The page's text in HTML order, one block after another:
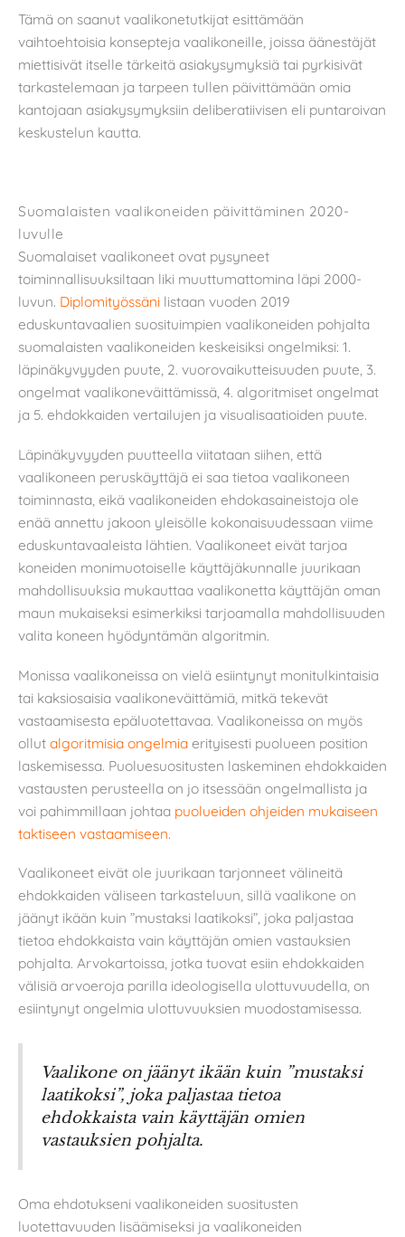
Tämä on saanut vaalikonetutkijat esittämään
vaihtoehtoisia konsepteja vaalikoneille, joissa äänestäjät
miettisivät itselle tärkeitä asiakysymyksiä tai pyrkisivät
tarkastelemaan ja tarpeen tullen päivittämään omia
kantojaan asiakysymyksiin deliberatiivisen eli puntaroivan
keskustelun kautta.
Suomalaisten vaalikoneiden päivittäminen 2020-
luvulle
Suomalaiset vaalikoneet ovat pysyneet
toiminnallisuuksiltaan liki muuttumattomina läpi 2000-
luvun. Diplomityössäni listaan vuoden 2019
eduskuntavaalien suosituimpien vaalikoneiden pohjalta
suomalaisten vaalikoneiden keskeisiksi ongelmiksi: 1.
läpinäkyvyyden puute, 2. vuorovaikutteisuuden puute, 3.
ongelmat vaalikoneväittämissä, 4. algoritmiset ongelmat
ja 5. ehdokkaiden vertailujen ja visualisaatioiden puute.
Läpinäkyvyyden puutteella viitataan siihen, että
vaalikoneen peruskäyttäjä ei saa tietoa vaalikoneen
toiminnasta, eikä vaalikoneiden ehdokasaineistoja ole
enää annettu jakoon yleisölle kokonaisuudessaan viime
eduskuntavaaleista lähtien. Vaalikoneet eivät tarjoa
koneiden monimuotoiselle käyttäjäkunnalle juurikaan
mahdollisuuksia mukauttaa vaalikonetta käyttäjän oman
maun mukaiseksi esimerkiksi tarjoamalla mahdollisuuden
valita koneen hyödyntämän algoritmin.
Monissa vaalikoneissa on vielä esiintynyt monitulkintaisia
tai kaksiosaisia vaalikoneväittämiä, mitkä tekevät
vastaamisesta epäluotettavaa. Vaalikoneissa on myös
ollut algoritmisia ongelmia erityisesti puolueen position
laskemisessa. Puoluesuositusten laskeminen ehdokkaiden
vastausten perusteella on jo itsessään ongelmallista ja
voi pahimmillaan johtaa puolueiden ohjeiden mukaiseen
taktiseen vastaamiseen.
Vaalikoneet eivät ole juurikaan tarjonneet välineitä
ehdokkaiden väliseen tarkasteluun, sillä vaalikone on
jäänyt ikään kuin ”mustaksi laatikoksi”, joka paljastaa
tietoa ehdokkaista vain käyttäjän omien vastauksien
pohjalta. Arvokartoissa, jotka tuovat esiin ehdokkaiden
välisiä arvoeroja parilla ideologisella ulottuvuudella, on
esiintynyt ongelmia ulottuvuuksien muodostamisessa.
Vaalikone on jäänyt ikään kuin ”mustaksi
laatikoksi”, joka paljastaa tietoa
ehdokkaista vain käyttäjän omien
vastauksien pohjalta.
Oma ehdotukseni vaalikoneiden suositusten
luotettavuuden lisäämiseksi ja vaalikoneiden